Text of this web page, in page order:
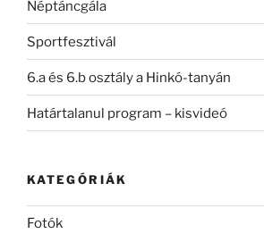
Néptáncgála
Sportfesztivál
6.a és 6.b osztály a Hinkó-tanyán
Határtalanul program – kisvideó
KATEGÓRIÁK
Fotók